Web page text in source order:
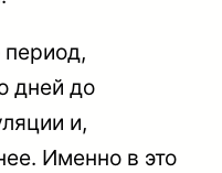
дней до
и,
Именно в это